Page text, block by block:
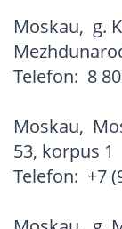
Moskau, g.
Telefon: 8
Moskau,
53, korpus 1
Telefon: +7